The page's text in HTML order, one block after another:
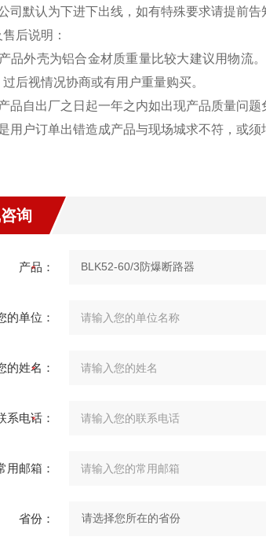
司默认为下进下出线，如有特殊要求请提前告
后说明：
品外壳为铝合金材质重量比较大建议用物流
后视情况协商或有用户重量购买。
品自出厂之日起一年之内如出现产品质量问
用户订单出错造成产品与现场城求不符，或
询
产品：
的单位：
的姓名：
系电话：
用邮箱：
省份：